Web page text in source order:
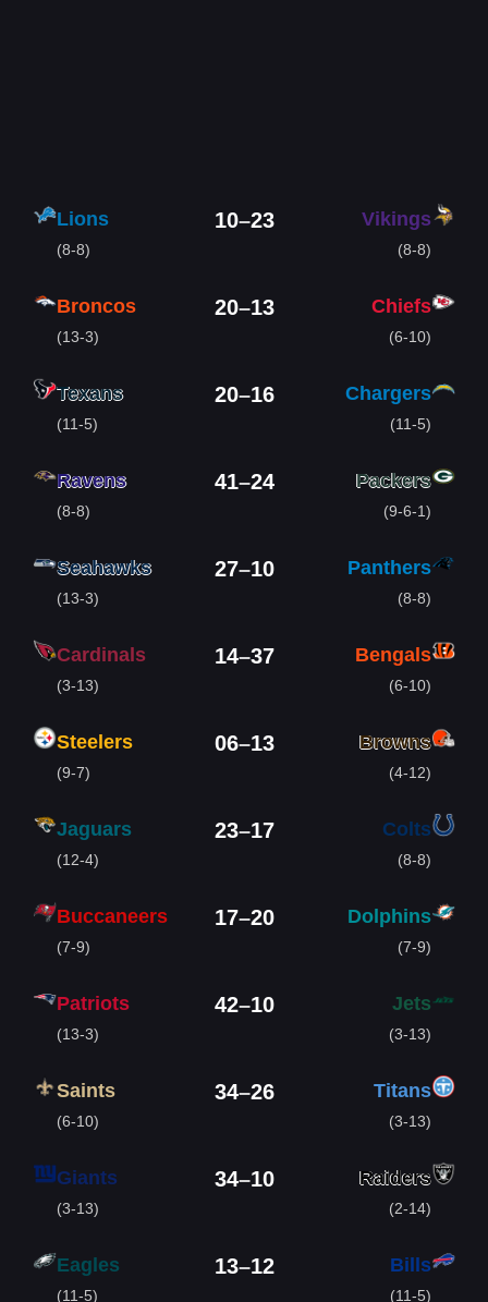
Lions
(8-8)
10–23 Vikings
(8-8)
Broncos
(13-3)
20–13 Chiefs
(6-10)
Texans
(11-5)
20–16 Chargers
(11-5)
Ravens
(8-8)
41–24 Packers
(9-6-1)
Seahawks
(13-3)
27–10 Panthers
(8-8)
Cardinals
(3-13)
14–37 Bengals
(6-10)
Steelers
(9-7)
06–13 Browns
(4-12)
Jaguars
(12-4)
23–17 Colts
(8-8)
Buccaneers
(7-9)
17–20 Dolphins
(7-9)
Patriots
(13-3)
42–10 Jets
(3-13)
Saints
(6-10)
34–26 Titans
(3-13)
Giants
(3-13)
34–10 Raiders
(2-14)
Eagles
(11-5)
13–12 Bills
(11-5)